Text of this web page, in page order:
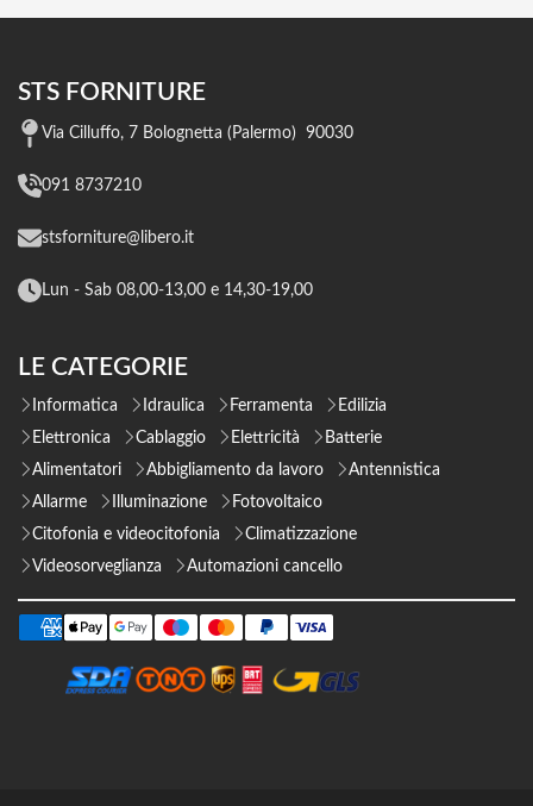
STS FORNITURE
Via Cilluffo, 7 Bolognetta (Palermo) 90030
091 8737210
stsforniture@libero.it
Lun - Sab 08,00-13,00 e 14,30-19,00
LE CATEGORIE
Informatica Idraulica Ferramenta
Edilizia
Elettronica
Cablaggio Elettricità
Batterie
Alimentatori
Abbigliamento da lavoro
Antennistica
Allarme
Illuminazione
Fotovoltaico
Citofonia e videocitofonia
Climatizzazione
Videosorveglianza
Automazioni cancello